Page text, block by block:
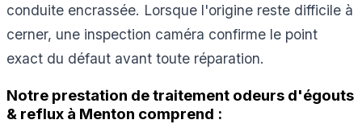
conduite encrassée. Lorsque l'origine reste difficile à
cerner, une inspection caméra confirme le point
exact du défaut avant toute réparation.
Notre prestation de traitement odeurs d'égouts
& reflux à Menton comprend :